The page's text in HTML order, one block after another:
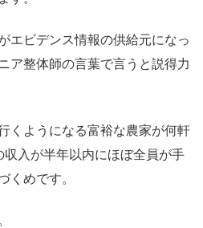
エビデンス情報の供給元になっ
ア整体師の言葉で言うと説得力
くようになる富裕な農家が何軒
収入が半年以内にほぼ全員が手
くめです。